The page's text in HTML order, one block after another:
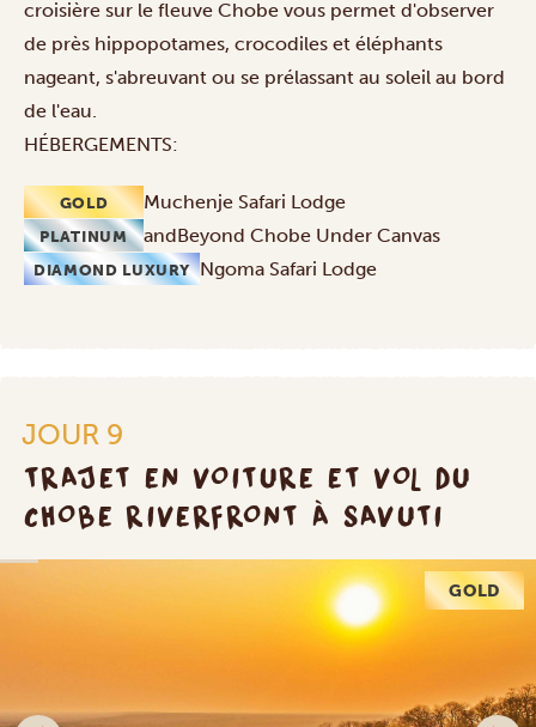
croisière sur le fleuve Chobe vous permet d'observer
de près hippopotames, crocodiles et éléphants
nageant, s'abreuvant ou se prélassant au soleil au bord
de l'eau.
HÉBERGEMENTS:
GOLD Muchenje Safari Lodge
PLATINUM andBeyond Chobe Under Canvas
DIAMOND LUXURY Ngoma Safari Lodge
JOUR 9
TRAJET EN VOITURE ET VOL DU
CHOBE RIVERFRONT À SAVUTI
GOLD